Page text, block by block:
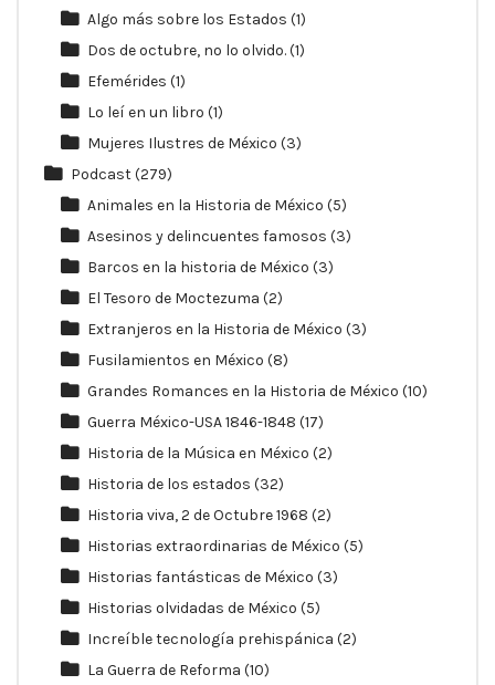
Algo más sobre los Estados (1)
Dos de octubre, no lo olvido.(1)
Efemérides (1)
Lo leí en un libro (1)
Mujeres Ilustres de México (3)
Podcast(279)
Animales en la Historia de México (5)
Asesinos y delincuentes famosos (3)
Barcos en la historia de México (3)
El Tesoro de Moctezuma (2)
Extranjeros en la Historia de México (3)
Fusilamientos en México (8)
Grandes Romances en la Historia de México (10)
Guerra México-USA 1846-1848 (17)
Historia de la Música en México (2)
Historia de los estados (32)
Historia viva, 2 de Octubre 1968 (2)
Historias extraordinarias de México (5)
Historias fantásticas de México (3)
Historias olvidadas de México (5)
Increíble tecnología prehispánica (2)
La Guerra de Reforma (10)